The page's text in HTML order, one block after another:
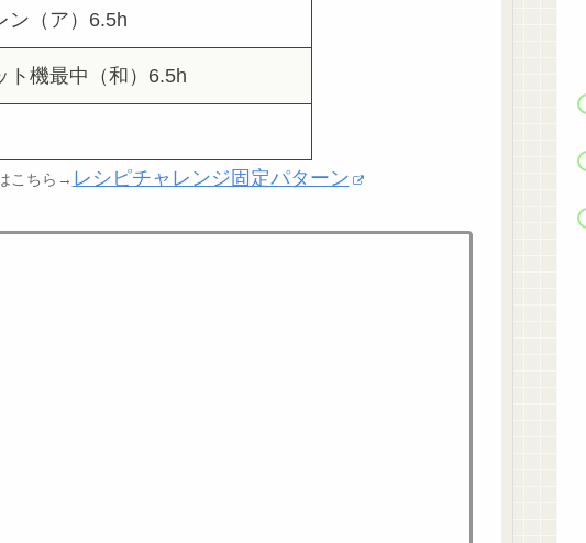
ン（ア）6.5h
ト機最中（和）6.5h
こちら→ レシピチャレンジ固定パターン